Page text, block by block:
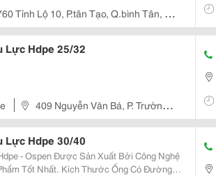
Vách T
Tỉnh Lộ 10, P.tân Tạo, Q.bình Tân, Hồ
Lực Hdpe 25/32
409 Nguyễn Văn Bá, P. Trường
Lực Hdpe 30/40
- Ospen Được Sản Xuất Bởi Công Nghệ
Thước Ống Có Đường